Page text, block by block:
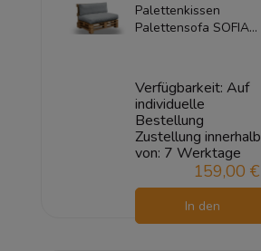
Palettenkissen
Palettensofa SOFIA
Verfügbarkeit: Auf
individuelle
Bestellung
Zustellung innerhalb
von: 7 Werktage
159,00 €
In den